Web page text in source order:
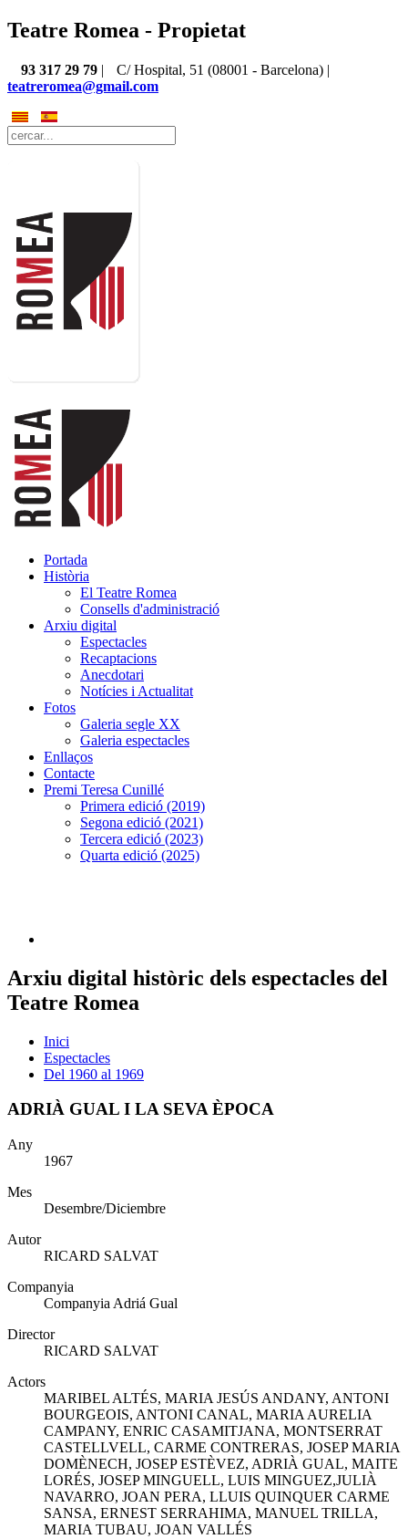
Teatre Romea - Propietat
93 317 29 79 |
C/ Hospital, 51 (08001 - Barcelona) |
teatreromea@gmail.com
Portada
Història
El Teatre Romea
Consells d'administració
Arxiu digital
Espectacles
Recaptacions
Anecdotari
Notícies i Actualitat
Fotos
Galeria segle XX
Galeria espectacles
Enllaços
Contacte
Premi Teresa Cunillé
Primera edició (2019)
Segona edició (2021)
Tercera edició (2023)
Quarta edició (2025)
Arxiu digital històric dels espectacles del
Teatre Romea
Inici
Espectacles
Del 1960 al 1969
ADRIÀ GUAL I LA SEVA ÈPOCA
Any
1967
Mes
Desembre/Diciembre
Autor
RICARD SALVAT
Companyia
Companyia Adriá Gual
Director
RICARD SALVAT
Actors
MARIBEL ALTÉS, MARIA JESÚS ANDANY, ANTONI
BOURGEOIS, ANTONI CANAL, MARIA AURELIA
CAMPANY, ENRIC CASAMITJANA, MONTSERRAT
CASTELLVELL, CARME CONTRERAS, JOSEP MARIA
DOMÈNECH, JOSEP ESTÈVEZ, ADRIÀ GUAL, MAITE
LORÉS, JOSEP MINGUELL, LUIS MINGUEZ,JULIÀ
NAVARRO, JOAN PERA, LLUIS QUINQUER CARME
SANSA, ERNEST SERRAHIMA, MANUEL TRILLA,
MARIA TUBAU, JOAN VALLÉS